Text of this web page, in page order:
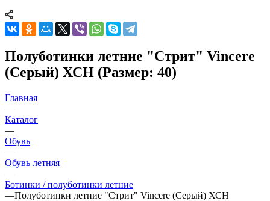
Полуботинки летние "Стрит" Vincere
(Серый) ХСН (Размер: 40)
Главная
—
Каталог
—
Обувь
—
Обувь летняя
—
Ботинки / полуботинки летние
—Полуботинки летние "Стрит" Vincere (Серый) ХСН